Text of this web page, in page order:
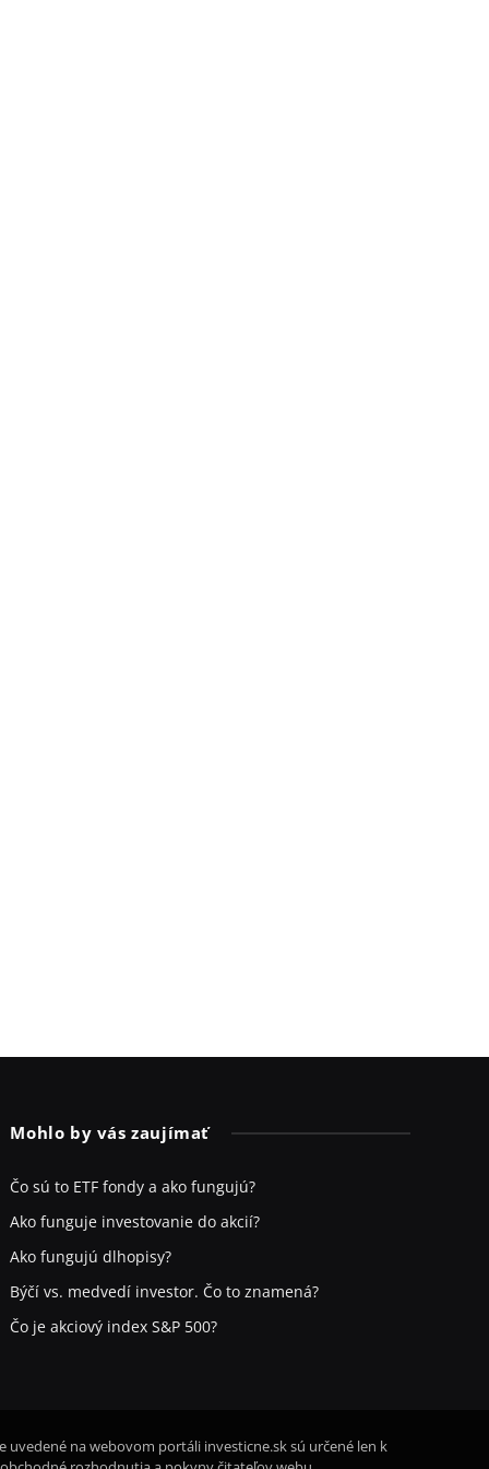
Mohlo by vás zaujímať
Čo sú to ETF fondy a ako fungujú?
Ako funguje investovanie do akcií?
Ako fungujú dlhopisy?
Býčí vs. medvedí investor. Čo to znamená?
Čo je akciový index S&P 500?
na webovom portáli investicne.sk sú určené len k